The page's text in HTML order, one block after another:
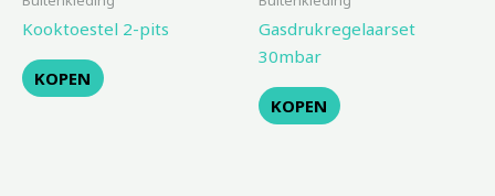
Kooktoestel 2-pits
KOPEN
Gasdrukregelaarset
30mbar
KOPEN